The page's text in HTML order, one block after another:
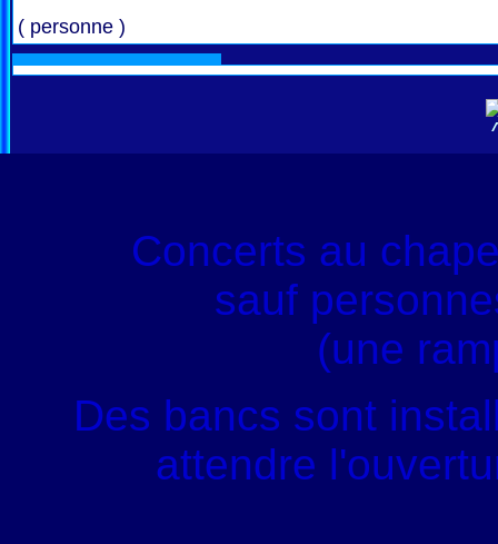
( personne )
Concerts au
sauf
(une
Des bancs sont
attendre